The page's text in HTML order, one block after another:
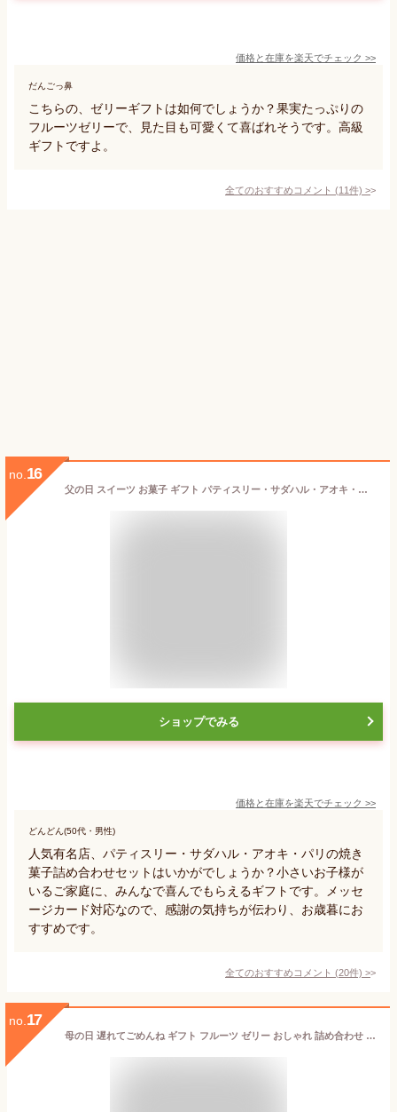
価格と在庫を楽天でチェック >>
だんごっ鼻
こちらの、ゼリーギフトは如何でしょうか？果実たっぷりの
フルーツゼリーで、見た目も可愛くて喜ばれそうです。高級
ギフトですよ。
全てのおすすめコメント (11件) >
no. 16
父の日 スイーツ お菓子 ギフト パティスリー・サダハル・アオキ・パリ コフレ アソーティモン ドゥ ビスキュイ プティ（包装不可 メッセージカード別添）/ 内祝い クッキー缶 詰め合わせ サダハルアオキ オシャレ 結婚祝い 出産祝い JGS お返し 父の日ギフト
ショップでみる
価格と在庫を楽天でチェック >>
どんどん(50代・男性)
人気有名店、パティスリー・サダハル・アオキ・パリの焼き
菓子詰め合わせセットはいかがでしょうか？小さいお子様が
いるご家庭に、みんなで喜んでもらえるギフトです。メッセ
ージカード対応なので、感謝の気持ちが伝わり、お歳暮にお
すすめです。
全てのおすすめコメント (20件) >
no. 17
母の日 遅れてごめんね ギフト フルーツ ゼリー おしゃれ 詰め合わせ 人気 送料無料 フルーツミックスコンポート140g×6本セット のし対応可 オシャレ スイーツ ランキング 定番 手土産 お菓子 6個 保存食 非常食 女性 男性